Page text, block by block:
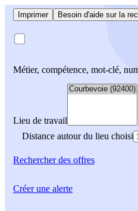
Imprimer Besoin d'aide sur la
Métier, compétence, mot-clé,
Lieu de travail
Distance autour du lieu choisi
Rechercherdes offres
Créer une alerte